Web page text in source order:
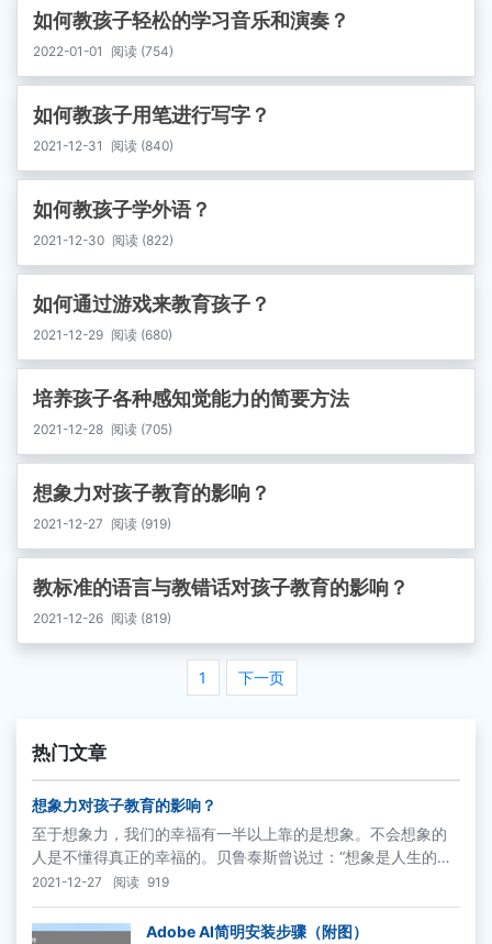
如何教孩子轻松的学习音乐和演奏？
2022-01-01 阅读 (754)
如何教孩子用笔进行写字？
2021-12-31 阅读 (840)
如何教孩子学外语？
2021-12-30 阅读 (822)
如何通过游戏来教育孩子？
2021-12-29 阅读 (680)
培养孩子各种感知觉能力的简要方法
2021-12-28 阅读 (705)
想象力对孩子教育的影响？
2021-12-27 阅读 (919)
教标准的语言与教错话对孩子教育的影响？
2021-12-26 阅读 (819)
1 下一页
热门文章
想象力对孩子教育的影响？
至于想象力，我们的幸福有一半以上靠的是想象。不会想象的
人是不懂得真正的幸福的。贝鲁泰斯曾说过：“想象是人生的
肉，若没有想象，人生只不过是一堆骸骨。”
2021-12-27 阅读 919
Adobe AI简明安装步骤（附图）